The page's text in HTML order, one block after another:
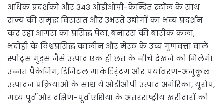
अधिक प्रदर्शकों और 343 ओडीओपी-केन्द्रित स्टॉल के साथ
राज्य की समृद्ध विरासत और उभरते उद्योगों का भव्य प्रदर्शन
कर रहा आगरा का प्रसिद्ध पेठा, बनारस की बारीक कला,
भदोही के विश्वप्रसिद्ध कालीन और मेरठ के उच्च गुणवत्ता वाले
स्पोट्र्स गुड्स जैसे उत्पाद एक ही छत के नीचे देखने को मिलेंगे।
उन्नत पैकेजिंग, डिजिटल माकेर्िंटग और पर्यावरण-अनुकूल
उत्पादन प्रक्रियाओं के साथ ये ओडीओपी उत्पाद अमेरिका, यूरोप,
मध्य पूर्व और दक्षिण-पूर्व एशिया के अंतरराष्ट्रीय खरीदारों को